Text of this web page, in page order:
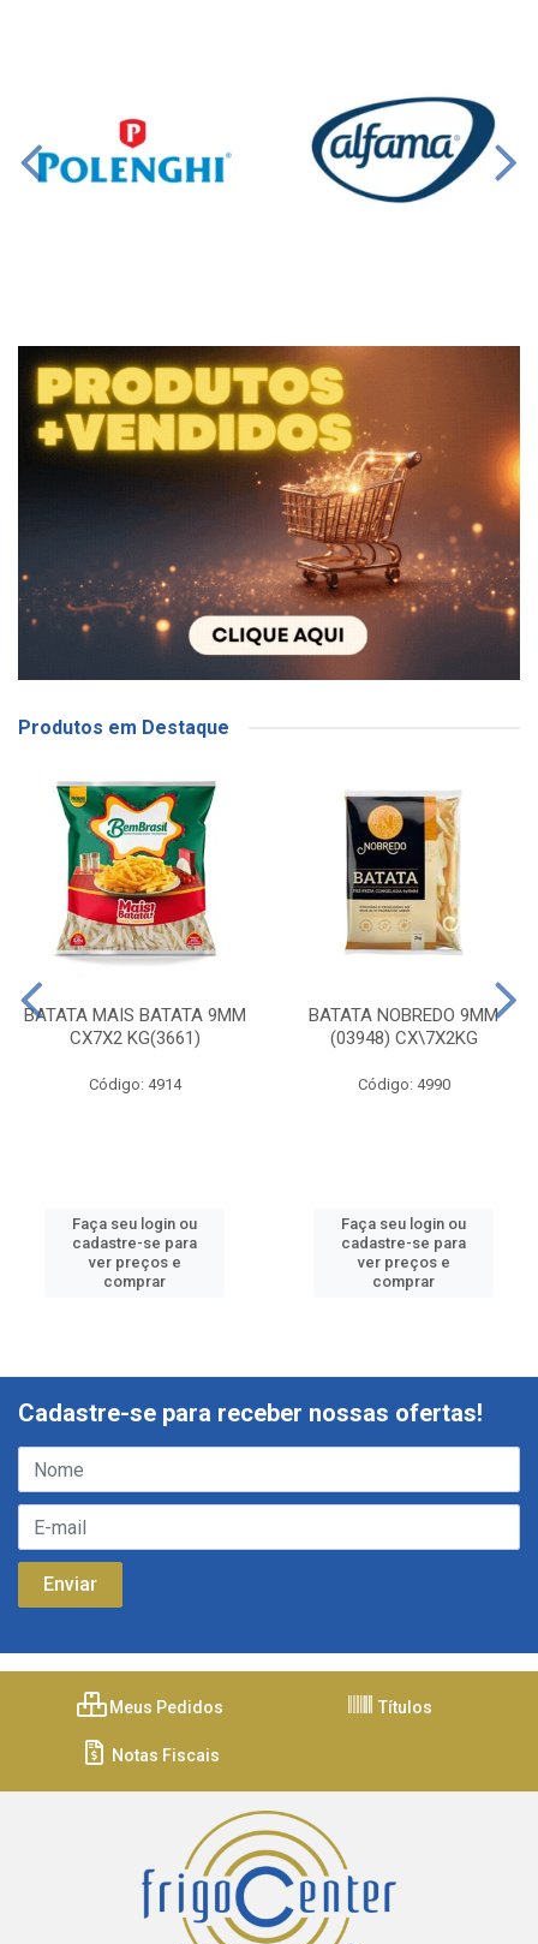
Produtos em Destaque
BATATA MAIS BATATA 9MM
CX7X2 KG(3661)
Código: 4914
Faça seu login ou
cadastre-se para
ver preços e
comprar
BATATA NOBREDO 9MM
(03948) CX\7X2KG
Código: 4990
Faça seu login ou
cadastre-se para
ver preços e
comprar
Cadastre-se para receber nossas ofertas!
Meus Pedidos Títulos
Notas Fiscais